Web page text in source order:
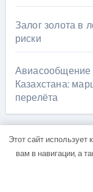
Залог золота в
риски
Авиасообщение
Казахстана:
перелёта
Архив
Этот сайт
вам в навигации, а